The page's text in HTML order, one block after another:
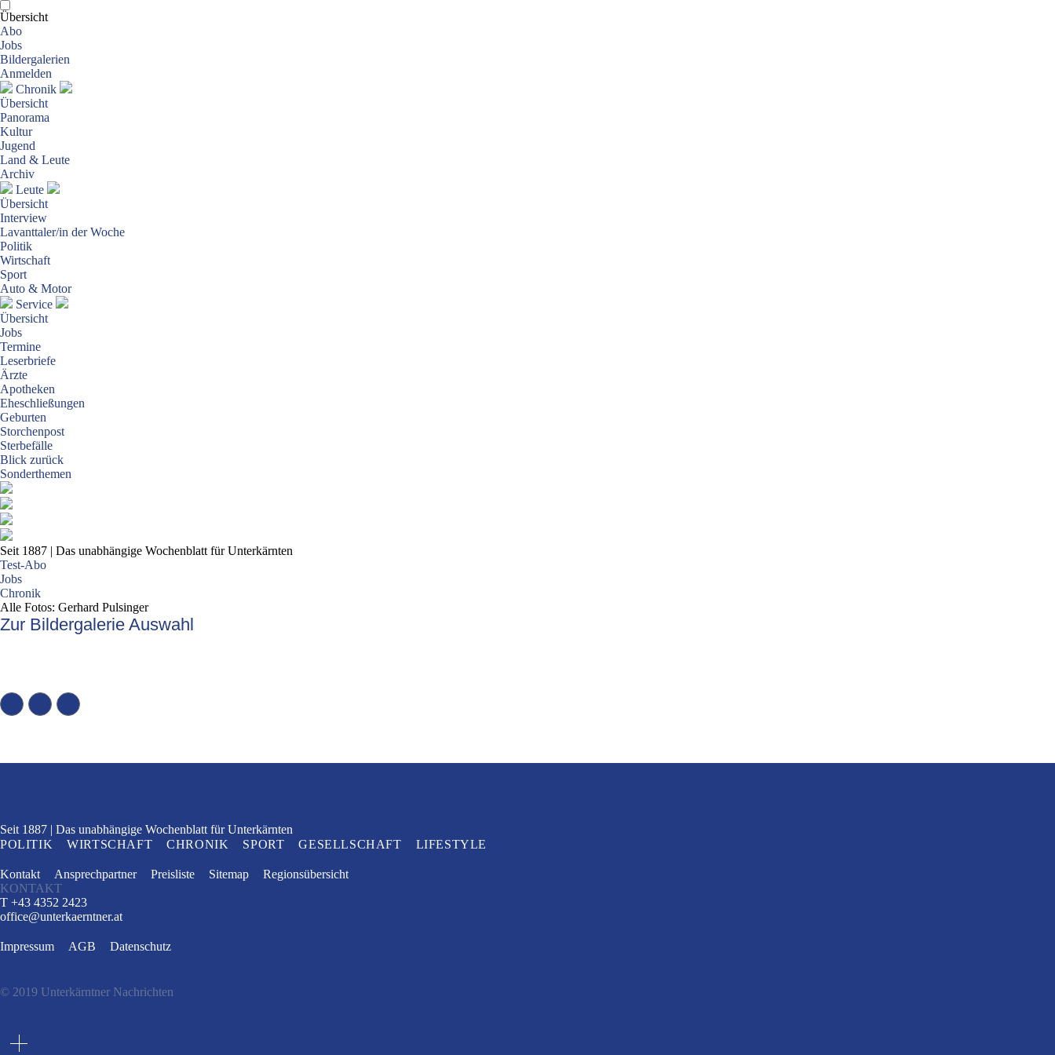
Übersicht
Abo
Jobs
Bildergalerien
Anmelden
Chronik
Übersicht
Panorama
Kultur
Jugend
Land & Leute
Archiv
Leute
Übersicht
Interview
Lavanttaler/in der Woche
Politik
Wirtschaft
Sport
Auto & Motor
Service
Übersicht
Jobs
Termine
Leserbriefe
Ärzte
Apotheken
Eheschließungen
Geburten
Storchenpost
Sterbefälle
Blick zurück
Sonderthemen
Seit 1887 | Das unabhängige Wochenblatt für Unterkärnten
Test-Abo
Jobs
Chronik
Alle Fotos: Gerhard Pulsinger
Zur Bildergalerie Auswahl
Seit 1887 Das unabhängige Wochenblatt für Unterkärnten
POLITIK
WIRTSCHAFT CHRONIK SPORT GESELLSCHAFT LIFESTYLE
Kontakt Ansprechpartner Preisliste Sitemap
Regionsübersicht
KONTAKT
T +43 4352 2423
office@unterkaerntner.at
Impressum AGB Datenschutz
© 2019 Unterkärntner Nachrichten